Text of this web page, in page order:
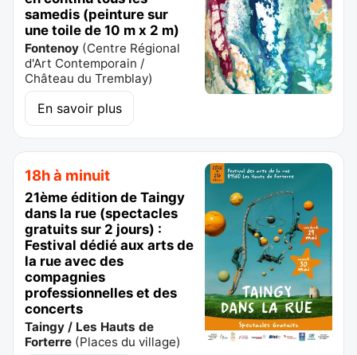
samedis (peinture sur
une toile de 10 m x 2 m)
Fontenoy (Centre Régional
d'Art Contemporain /
Château du Tremblay)
En savoir plus
18h à minuit
21ème édition de Taingy
dans la rue (spectacles
gratuits sur 2 jours) :
Festival dédié aux arts de
la rue avec des
compagnies
professionnelles et des
concerts
Taingy / Les Hauts de
Forterre (Places du village)